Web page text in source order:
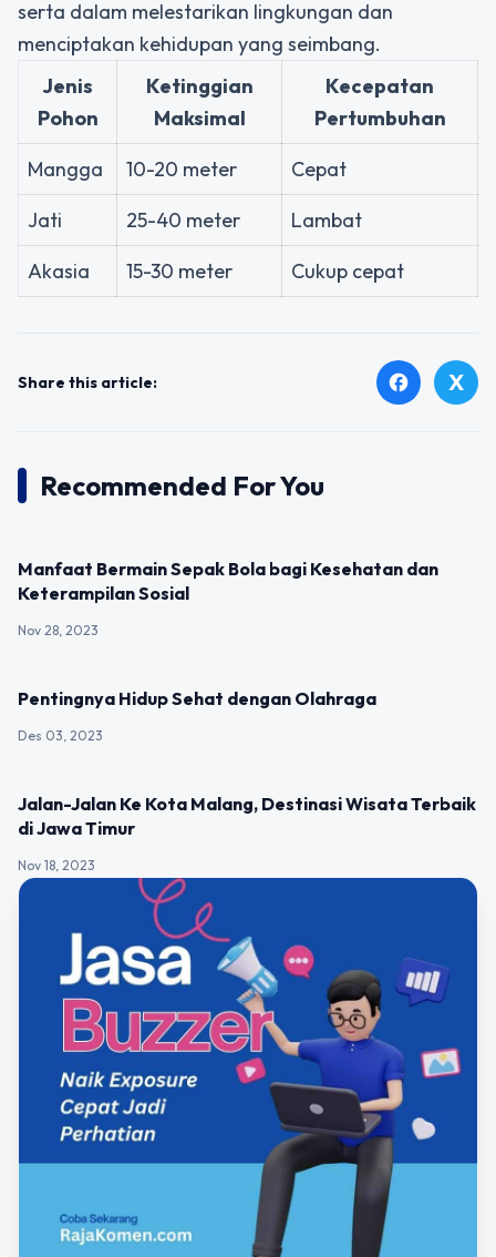
serta dalam melestarikan lingkungan dan
menciptakan kehidupan yang seimbang.
Jenis
Pohon
Ketinggian
Maksimal
Kecepatan
Pertumbuhan
Mangga
10-20 meter
Cepat
Jati
25-40 meter
Lambat
Akasia
15-30 meter Cukup cepat
Share this article: facebook X
Recommended For You
Manfaat Bermain Sepak Bola bagi Kesehatan dan
Keterampilan Sosial
Nov 28, 2023
Pentingnya Hidup Sehat dengan Olahraga
Des 03, 2023
Jalan-Jalan Ke Kota Malang, Destinasi Wisata Terbaik
di Jawa Timur
Nov 18, 2023